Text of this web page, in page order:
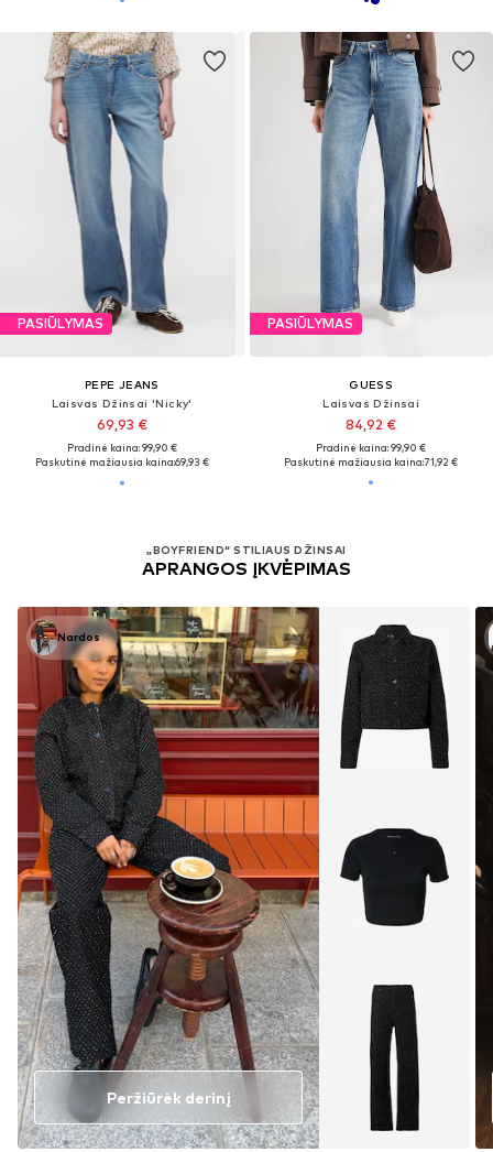
PASIŪLYMAS
PEPE JEANS
Laisvas Džinsai 'Nicky'
69,93 €
Pradinė kaina: 99,90 €
Paskutinė mažiausia kaina:69,93 €
PASIŪLYMAS
GUESS
Laisvas Džinsai
84,92 €
Pradinė kaina: 99,90 €
Paskutinė mažiausia kaina:71,92 €
„BOYFRIEND“ STILIAUS DŽINSAI
APRANGOS ĮKVĖPIMAS
Nardos
Peržiūrėk derinį